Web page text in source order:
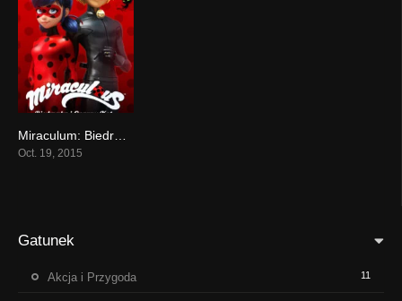
8.047
Oct. 19, 2015
Gatunek
Akcja i Przygoda 11